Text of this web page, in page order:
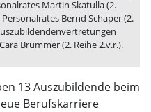
Martin Skatulla (2.
Bernd Schaper (2.
Brümmer (2. Reihe 2.v.r.).
13 Auszubildende beim
Berufskarriere